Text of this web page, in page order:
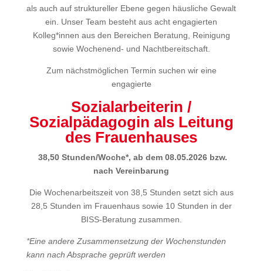
als auch auf struktureller Ebene gegen häusliche Gewalt
ein. Unser Team besteht aus acht engagierten
Kolleg*innen aus den Bereichen Beratung, Reinigung
sowie Wochenend- und Nachtbereitschaft.
Zum nächstmöglichen Termin suchen wir eine
engagierte
Sozialarbeiterin /
Sozialpädagogin als Leitung
des Frauenhauses
38,50 Stunden/Woche*, ab dem 08.05.2026 bzw.
nach Vereinbarung
Die Wochenarbeitszeit von 38,5 Stunden setzt sich aus
28,5 Stunden im Frauenhaus sowie 10 Stunden in der
BISS-Beratung zusammen.
*Eine andere Zusammensetzung der Wochenstunden
kann nach Absprache geprüft werden